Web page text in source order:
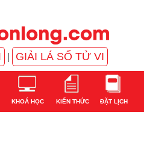
GIẢI LÁ SỐ TỬ VI
KHOÁ HỌC KIẾN THỨC ĐẶT LỊCH